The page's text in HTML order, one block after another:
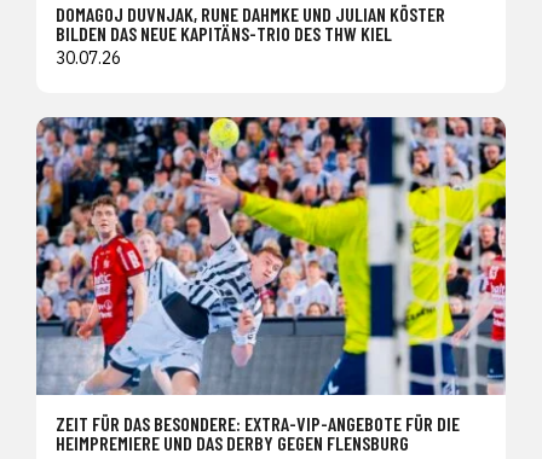
DOMAGOJ DUVNJAK, RUNE DAHMKE UND JULIAN KÖSTER
BILDEN DAS NEUE KAPITÄNS-TRIO DES THW KIEL
30.07.26
ZEIT FÜR DAS BESONDERE: EXTRA-VIP-ANGEBOTE FÜR DIE
HEIMPREMIERE UND DAS DERBY GEGEN FLENSBURG